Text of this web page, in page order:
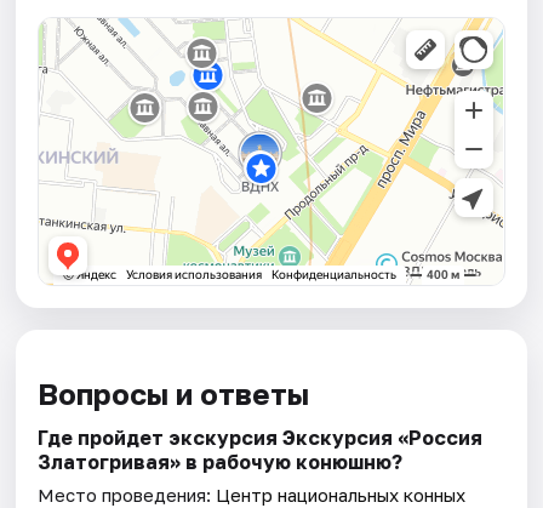
Вопросы и ответы
Где пройдет экскурсия Экскурсия «Россия
Златогривая» в рабочую конюшню?
Место проведения: Центр национальных конных